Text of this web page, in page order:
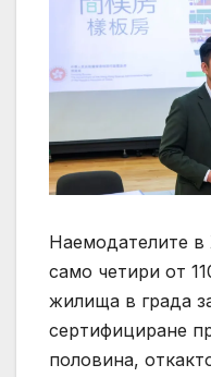
Наемодателите
само четири от
жилища в града
сертифициране
половина,